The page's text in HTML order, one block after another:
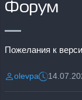
Форум
Пожелания к
Разместил:
olevpaДата: